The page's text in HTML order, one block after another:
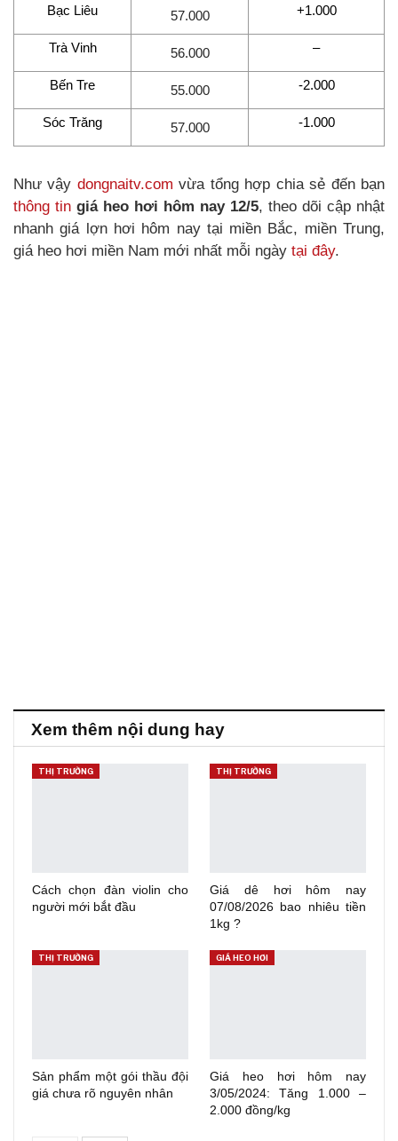
Bạc Liêu 57.000 +1.000
Trà Vinh 56.000 –
Bến Tre 55.000 -2.000
Sóc Trăng 57.000 -1.000
Như vậy dongnaitv.com vừa tổng hợp chia sẻ đến bạn
thông tin giá heo hơi hôm nay 12/5, theo dõi cập nhật
nhanh giá lợn hơi hôm nay tại miền Bắc, miền Trung,
giá heo hơi miền Nam mới nhất mỗi ngày tại đây.
Xem thêm nội dung hay
THỊ TRƯỜNG
Cách chọn đàn violin cho
người mới bắt đầu
THỊ TRƯỜNG
Giá dê hơi hôm nay
07/08/2026 bao nhiêu tiền
1kg ?
THỊ TRƯỜNG
Sản phẩm một gói thầu đội
giá chưa rõ nguyên nhân
GIÁ HEO HƠI
Giá heo hơi hôm nay
3/05/2024: Tăng 1.000 –
2.000 đồng/kg